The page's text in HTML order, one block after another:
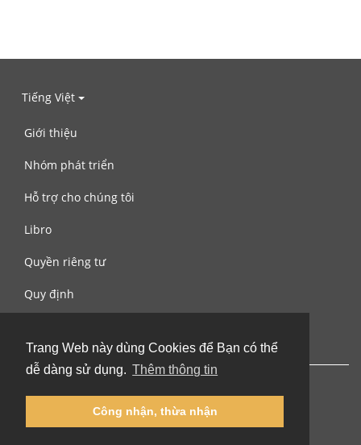
Trang Web này dùng Cookies để Bạn có thể
dễ dàng sử dụng. Thêm thông tin
Công nhận, thừa nhận
Tiếng Việt
Giới thiệu
Nhóm phát triển
Hỗ trợ cho chúng tôi
Libro
Quyền riêng tư
Quy định
© 2002-2026 lernu.net |Impressum